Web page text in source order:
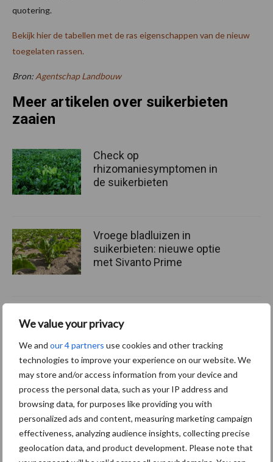
We value your privacy
We and our 4 partners use cookies and other tracking
technologies to improve your experience on our website. We
may store and/or access information from your device and
process the personal data, such as your IP address and
browsing data, for purposes like providing you with
personalized ads and content, measuring marketing campaign
effectiveness, analyzing audience insights, collecting precise
geolocation data, and product development. Please note that
quotering.
Bekijk hier de tabellen met de ras eigenschappen van de nieuw
toegelaten rassen.
Bron: Agentschap Landbouw
Meer artikelen over suikerbieten
zaaien
Check op
rhizomaniesymptomen in
de suikerbieten
Vroege bladluizen in
suikerbieten: nieuwe optie
met Sivanto Prime
suikerbieten, meer grasland
en
biodiversiteitsvriendelijke
teelten
Meer lezen over: